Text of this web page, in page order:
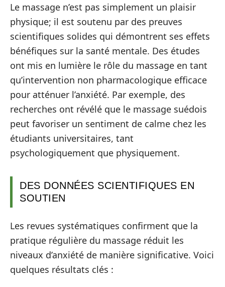
Le massage n’est pas simplement un plaisir
physique; il est soutenu par des preuves
scientifiques solides qui démontrent ses effets
bénéfiques sur la santé mentale. Des études
ont mis en lumière le rôle du massage en tant
qu’intervention non pharmacologique efficace
pour atténuer l’anxiété. Par exemple, des
recherches ont révélé que le massage suédois
peut favoriser un sentiment de calme chez les
étudiants universitaires, tant
psychologiquement que physiquement.
DES DONNÉES SCIENTIFIQUES EN
SOUTIEN
Les revues systématiques confirment que la
pratique régulière du massage réduit les
niveaux d’anxiété de manière significative. Voici
quelques résultats clés :